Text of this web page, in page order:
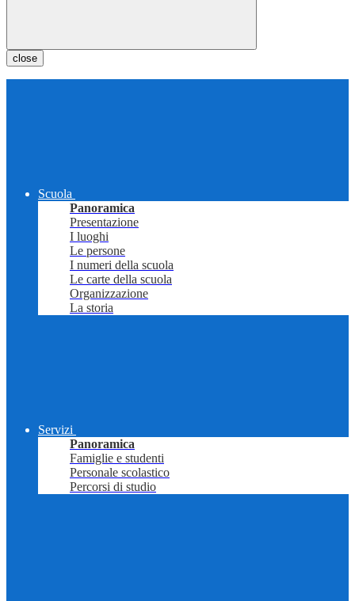
close
Scuola
Panoramica
Presentazione
I luoghi
Le persone
I numeri della scuola
Le carte della scuola
Organizzazione
La storia
Servizi
Panoramica
Famiglie e studenti
Personale scolastico
Percorsi di studio